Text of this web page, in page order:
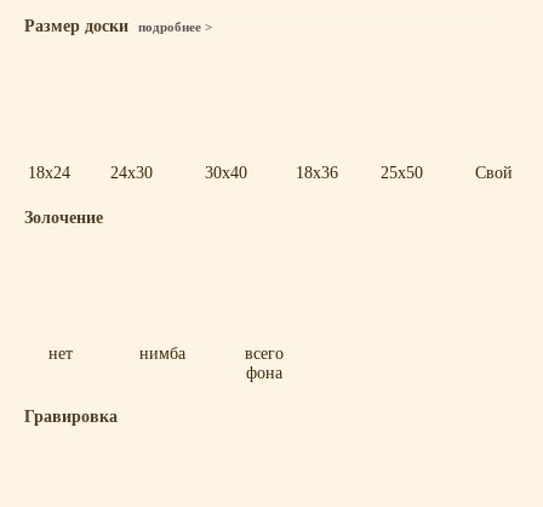
Размер доски подробнее >
18x24 24x30 30x40 18x36 25x50 Свой
Золочение
нет нимба
всего
фона
Гравировка